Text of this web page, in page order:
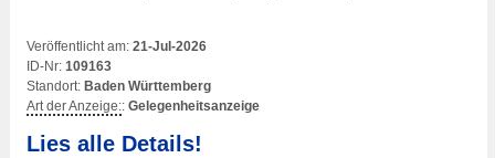
Veröffentlicht am: 21-Jul-2026
ID-Nr: 109163
Standort: Baden Württemberg
Art der Anzeige:: Gelegenheitsanzeige
Lies alle Details!